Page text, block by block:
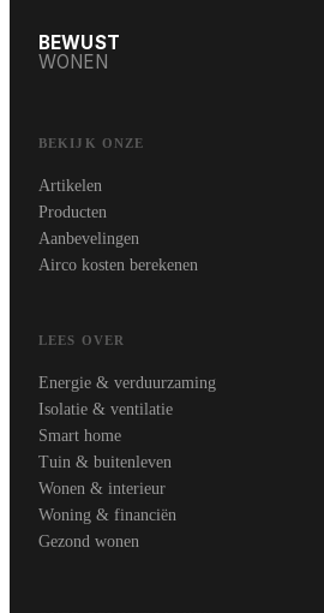
BEWUST
WONEN
BEKIJK ONZE
Artikelen
Producten
Aanbevelingen
Airco kosten berekenen
LEES OVER
Energie & verduurzaming
Isolatie & ventilatie
Smart home
Tuin & buitenleven
Wonen & interieur
Woning & financiën
Gezond wonen